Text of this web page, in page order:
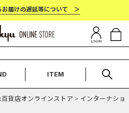
お届けの遅延等について ＞
ITEM
百貨店オンラインストア > インターナショ